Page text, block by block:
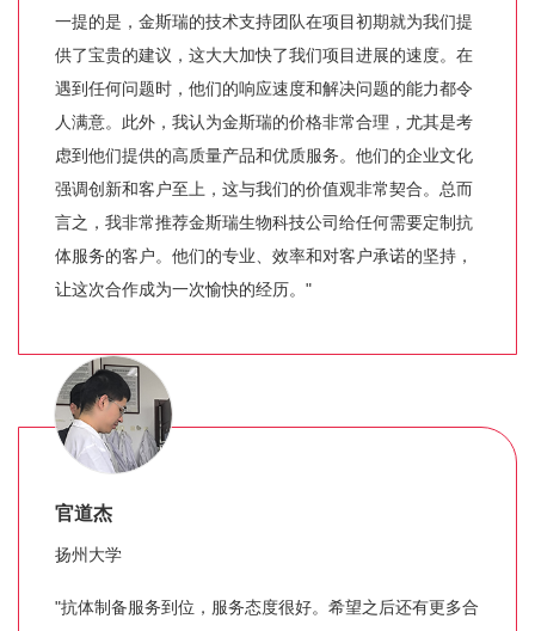
一提的是，金斯瑞的技术支持团队在项目初期就为我们提
供了宝贵的建议，这大大加快了我们项目进展的速度。在
遇到任何问题时，他们的响应速度和解决问题的能力都令
人满意。此外，我认为金斯瑞的价格非常合理，尤其是考
虑到他们提供的高质量产品和优质服务。他们的企业文化
强调创新和客户至上，这与我们的价值观非常契合。总而
言之，我非常推荐金斯瑞生物科技公司给任何需要定制抗
体服务的客户。他们的专业、效率和对客户承诺的坚持，
让这次合作成为一次愉快的经历。"
官道杰
扬州大学
"抗体制备服务到位，服务态度很好。希望之后还有更多合